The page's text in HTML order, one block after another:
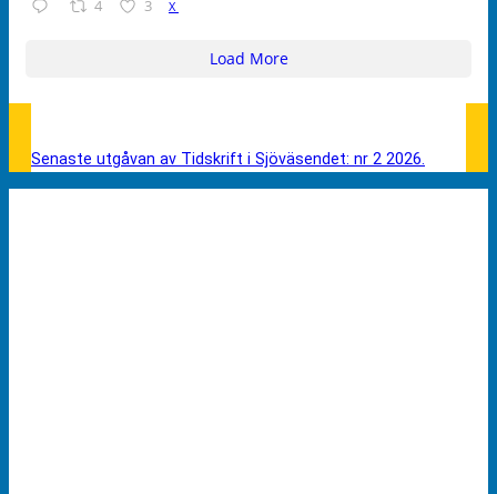
4 3 X
Load More
Senaste utgåvan av Tidskrift i Sjöväsendet: nr 2 2026.